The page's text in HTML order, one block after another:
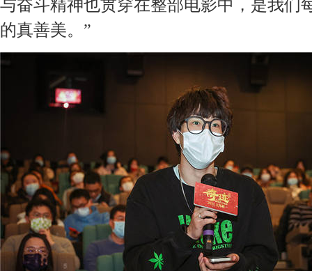
与奋斗精神也贯穿在整部电影中，是我们
的真善美。 ”